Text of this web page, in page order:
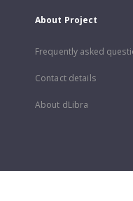
About Project
Frequently asked
Contact details
About dLibra